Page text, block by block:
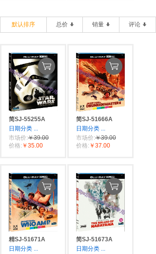
默认排序 总价 销量 评论
简SJ-55255A
日期分类 ...
市场价:￥39.00
价格: ￥35.00
简SJ-51666A
日期分类 ...
市场价:￥39.00
价格: ￥37.00
精SJ-51671A
日期分类 ...
简SJ-51673A
日期分类 ...